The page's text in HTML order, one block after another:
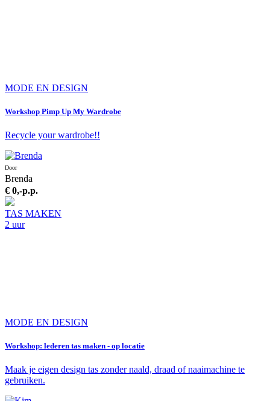
MODE EN DESIGN
Workshop Pimp Up My Wardrobe
Recycle your wardrobe!!
Door
Brenda
€ 0,-p.p.
TAS MAKEN
2 uur
MODE EN DESIGN
Workshop: lederen tas maken - op locatie
Maak je eigen design tas zonder naald, draad of naaimachine te
gebruiken.